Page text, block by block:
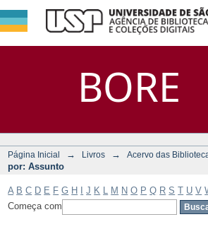
BORE
Filtrar
Assunto
DSpace/Manakin +
Página Inicial → Livros → Acervo das
por: Assunto
A B C D E F G H J K M N O P Q R S T U V
Começa com